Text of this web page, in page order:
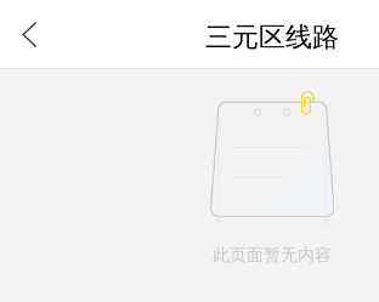
三元区线路
此页面暂无内容